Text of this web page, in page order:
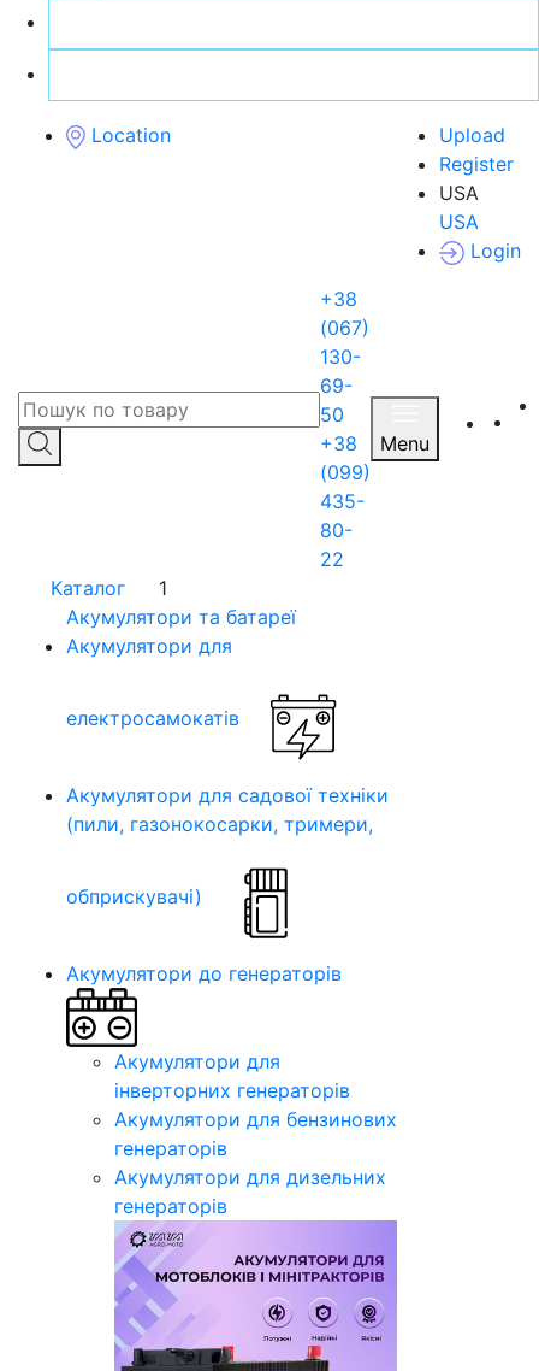
Location
Upload
Register
USA
USA
Login
+38
(067)
130-
69-
50
+38
(099)
435-
80-
22
Menu
Каталог
1
Акумулятори та батареї
Акумулятори для
електросамокатів
Акумулятори для садової техніки
(пили, газонокосарки, тримери,
обприскувачі)
Акумулятори до генераторів
Акумулятори для
інверторних генераторів
Акумулятори для бензинових
генераторів
Акумулятори для дизельних
генераторів